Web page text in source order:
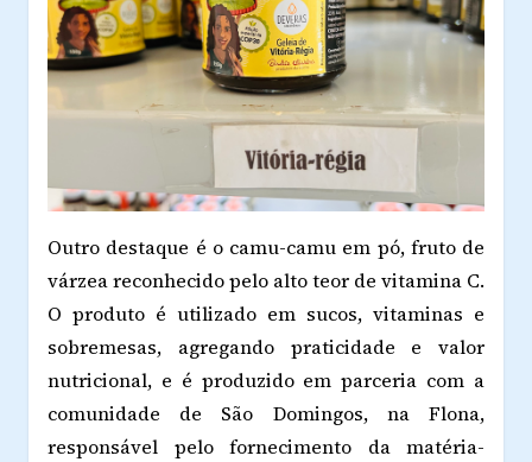
Outro destaque é o camu-camu em pó, fruto de
várzea reconhecido pelo alto teor de vitamina C.
O produto é utilizado em sucos, vitaminas e
sobremesas, agregando praticidade e valor
nutricional, e é produzido em parceria com a
comunidade de São Domingos, na Flona,
responsável pelo fornecimento da matéria-